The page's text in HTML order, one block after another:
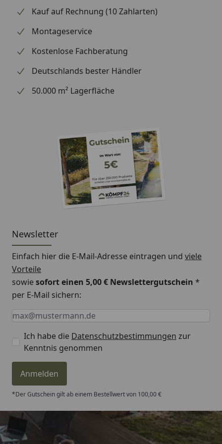
Dachfläche
22,2m²
Dachbelastbarkeit/Schneelast
Tür
Inkl.
Ausstellfenster
Optional
erhältlich
Die WPC Fließen
werden auf das
passgenau
im Farbton grau.
Dach
Montage
Montage zum
günstigen
Festpreis
Kauf auf Rechnung (10 Zahlarten)
Montageservice
Kostenlose Fachberatung
Deutschlands bester Händler
50.000 m² Lagerfläche
Newsletter
Einfach hier die E-Mail-Adresse eintragen und viele
Vorteile
sowiesofort einen 5,00 € Newslettergutschein *
per E-Mail sichern:
Keine Eingabe erforderlich
Eingabe erforderlich
E-Mail *
Ich habe die Datenschutzbestimmungen zur
Kenntnis genommen
Anmelden
*Der Gutschein gilt ab einem Bestellwert von 100,00 €